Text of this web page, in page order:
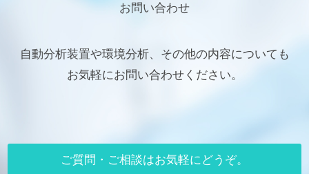
お問い合わせ
自動分析装置や環境分析、その他の内容についても
お気軽にお問い合わせください。
ご質問・ご相談はお気軽にどうぞ。